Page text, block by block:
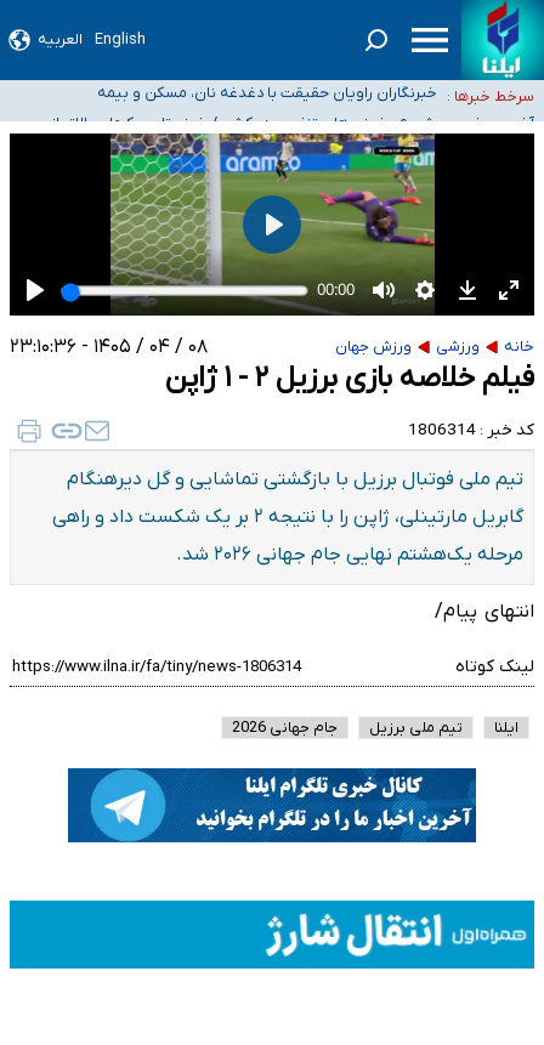
English العربیه
سرخط خبرها :
هستیم، اما هنوز پاسخ مشخصی نگرفته‌ایم
تعویق آزمون ورودی دکترای تخصصی فرماندهی صحنه عملیات و دکترای تخصصی
جغرافیای نظامی دافوس آجاخبرنگاران راویان حقیقت با دغدغه نان، مسکن و بیمه
آخرین وضعیت شیوع عفونت‌های تنفسی در کشور/ خوزستان و
کرمان بالاتر از آستانه هشدار
خانه ورزشی ورزش جهان ۰۸ / ۰۴ / ۱۴۰۵ - ۲۳:۱۰:۳۶
فیلم خلاصه بازی برزیل ۲ - ۱ ژاپن
کد خبر : 1806314
تیم ملی فوتبال برزیل با بازگشتی تماشایی و گل دیرهنگام
گابریل مارتینلی، ژاپن را با نتیجه ۲ بر یک شکست داد و راهی
مرحله یک‌هشتم نهایی جام جهانی ۲۰۲۶ شد.
انتهای پیام/
لینک کوتاه
ایلنا تیم ملی برزیل جام جهانی 2026